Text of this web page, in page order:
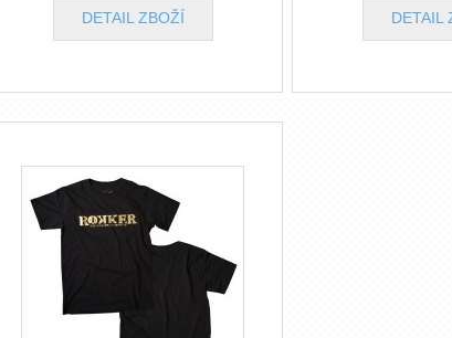
DETAIL ZBOŽÍ DETAIL